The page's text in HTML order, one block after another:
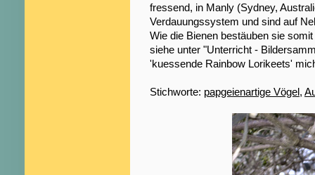
fressend, in Manly (Sydney,
Verdauungssystem und sind auf
Wie die Bienen bestäuben sie
siehe unter "Unterricht -
'kuessende Rainbow Lorikeets'
Stichworte: papgeienartige Vögel,